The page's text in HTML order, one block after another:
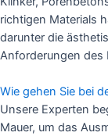
richtigen Materials
darunter die
Anforderungen des
Wie gehen Sie bei
Unsere Experten
Mauer, um das